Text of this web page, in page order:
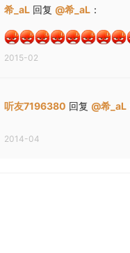
希_aL 回复 @希_aL ：
2015-02
听友7196380 回复 @希_aL
2014-04